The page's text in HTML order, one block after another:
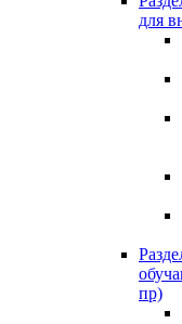
для
пр)